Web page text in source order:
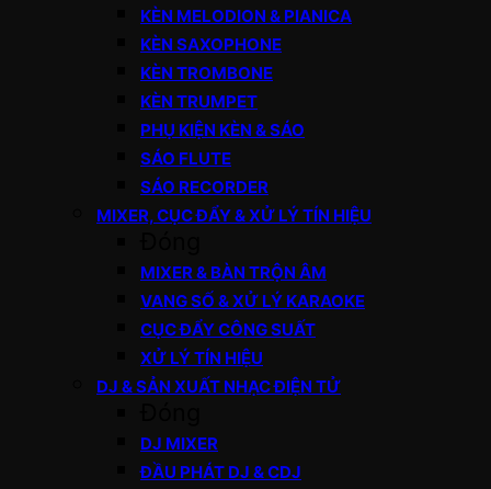
KÈN MELODION & PIANICA
KÈN SAXOPHONE
KÈN TROMBONE
KÈN TRUMPET
PHỤ KIỆN KÈN & SÁO
SÁO FLUTE
SÁO RECORDER
MIXER, CỤC ĐẨY & XỬ LÝ TÍN HIỆU
MIXER & BÀN TRỘN ÂM
VANG SỐ & XỬ LÝ KARAOKE
CỤC ĐẨY CÔNG SUẤT
XỬ LÝ TÍN HIỆU
DJ & SẢN XUẤT NHẠC ĐIỆN TỬ
DJ MIXER
ĐẦU PHÁT DJ & CDJ